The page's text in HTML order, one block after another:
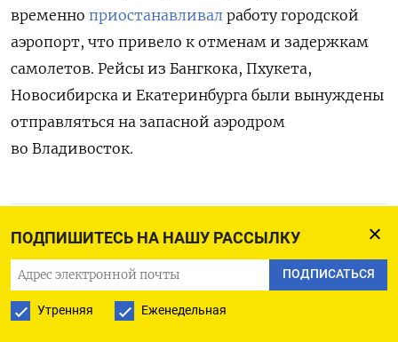
ПОДПИШИТЕСЬ НА НАШУ РАССЫЛКУ
ПОДПИСАТЬСЯ
Утренняя Еженедельная
временно приостанавливал работу городской
аэропорт, что привело к отменам и задержкам
самолетов. Рейсы из Бангкока, Пхукета,
Новосибирска и Екатеринбурга были вынуждены
отправляться на запасной аэродром
во Владивосток.
ПОДПИСАТЬСЯ НА ТЕЛЕГРАМ
ПОДПИСАТЬСЯ В GOOGLE